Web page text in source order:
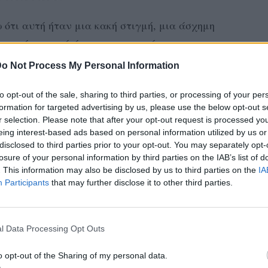
Not Process My Personal Information
opt-out of the sale, sharing to third parties, or processing of your
for targeted advertising by us, please use the below opt-out
selection. Please note that after your opt-out request is processed
interest-based ads based on personal information utilized by us
to third parties prior to your opt-out. You may separately
of your personal information by third parties on the IAB’s list of
This information may also be disclosed by us to third parties on the
Participants that may further disclose it to other third parties.
Data Processing Opt Outs
opt-out of the Sharing of my personal data.
αυτή ήταν μια κακή στιγμή, μια άσχημη
μένα γιατί άφησα τον εαυτό μου να
Χωρίς το συγκεκριμένο κοριτσάκι να
γιατί μπορεί να το ακούσει πάλι και
αυτό.
το κάνω» εξομολογήθηκε αρχικά ο Τάσος